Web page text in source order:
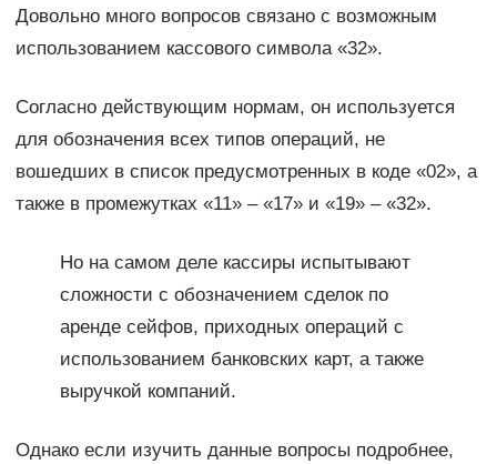
Довольно много вопросов связано с возможным
использованием кассового символа «32».
Согласно действующим нормам, он используется
для обозначения всех типов операций, не
вошедших в список предусмотренных в коде «02», а
также в промежутках «11» – «17» и «19» – «32».
Но на самом деле кассиры испытывают
сложности с обозначением сделок по
аренде сейфов, приходных операций с
использованием банковских карт, а также
выручкой компаний.
Однако если изучить данные вопросы подробнее,